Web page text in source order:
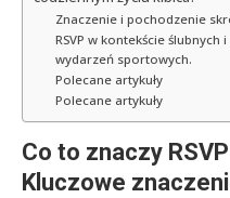
Znaczenie i pochodzenie
RSVP w kontekście
wydarzeń sportowych.
Polecane artykuły
Polecane artykuły
Co to znaczy
Kluczowe